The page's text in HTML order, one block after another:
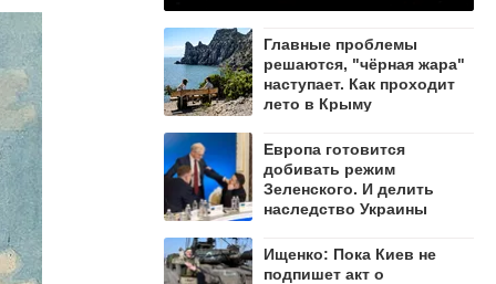
Главные проблемы
решаются, "чёрная жара"
наступает. Как проходит
лето в Крыму
Европа готовится
добивать режим
Зеленского. И делить
наследство Украины
Ищенко: Пока Киев не
подпишет акт о